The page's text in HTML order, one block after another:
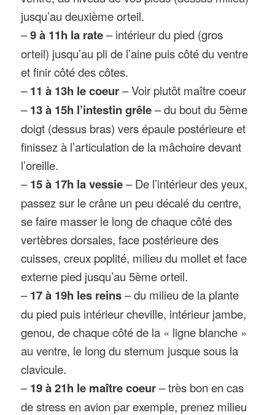
jusqu’au deuxième orteil.
–9 à 11h la rate– intérieur du pied (gros
orteil) jusqu’au pli de l’aine puis côté du ventre
et finir côté des côtes.
–11 à 13h le coeur– Voir plutôt maître coeur
–13 à 15h l’intestin grêle– du bout du 5ème
doigt (dessus bras) vers épaule postérieure et
finissez à l’articulation de la mâchoire devant
l’oreille.
–15 à 17h la vessie– De l’intérieur des yeux,
passez sur le crâne un peu décalé du centre,
se faire masser le long de chaque côté des
vertèbres dorsales, face postérieure des
cuisses, creux poplité, milieu du mollet et face
externe pied jusqu’au 5ème orteil.
–17 à 19h les reins– du milieu de la plante
du pied puis intérieur cheville, intérieur jambe,
genou, de chaque côté de la « ligne blanche »
au ventre, le long du sternum jusque sous la
clavicule.
–19 à 21h le maître coeur– très bon en cas
de stress en avion par exemple, prenez milieu